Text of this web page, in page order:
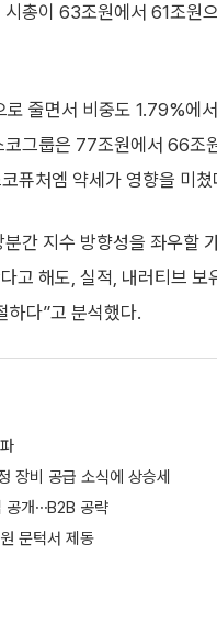
총이 63조원에서 61조원
로 줄면서 비중도 1.79%에
그룹은 77조원에서 66조
퓨처엠 약세가 영향을 미쳤
간 지수 방향성을 좌우할
고 해도, 실적, 내러티브
하다”고 분석했다.
장비 공급 소식에 상승세
공개⋯B2B 공략
문턱서 제동